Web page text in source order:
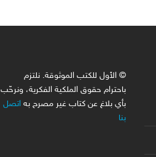
© الأول للكتب الموثوقة. نلتزم
باحترام حقوق الملكية الفكرية، ونرحّب
بأي بلاغ عن كتاب غير مصرح به اتصل
بنا